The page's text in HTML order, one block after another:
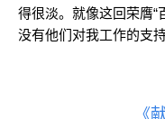
得很淡。就像这回荣膺“
没有他们对我工作的支
《